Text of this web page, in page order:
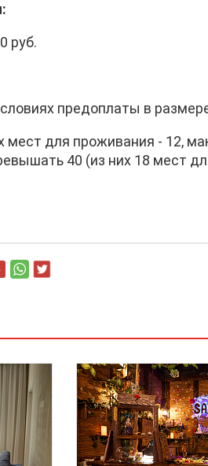
руб.
предоплаты в
для проживания - 12,
40 (из них 18 мест